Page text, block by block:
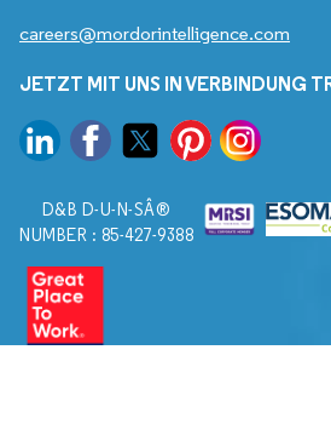
careers@mordorintelligence.com
JETZT MIT UNS IN VERBINDUNG
D&B D-U-N-SÂ®
NUMBER : 85-427-9388